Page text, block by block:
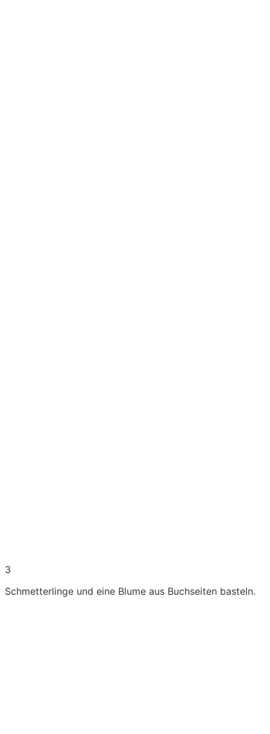
3
Schmetterlinge und eine Blume aus Buchseiten basteln.